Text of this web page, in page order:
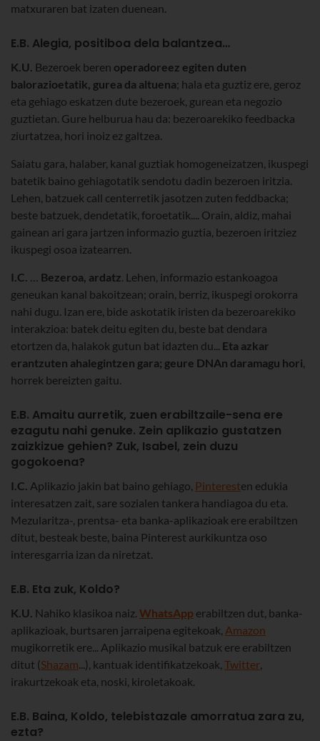
matxuraren bat izaten duenean.
E.B. Alegia, positiboa dela balantzea…
K.U. Bezeroek beren operadoreez egiten duten
balorazioetatik, gurea da altuena; hala eta guztiz ere, geroz
eta gehiago eskatzen dute bezeroek, gurean eta negozio
guztietan. Gure helburua hau da: bezeroarekiko feedbacka
ziurtatzea, hori inoiz ez galtzea.
Saiatu gara, halaber, kanal guztiak homogeneizatzen, ikuspegi
batetik baino gehiagotatik sendotu dadin bezeroen iritzia.
Lehen, batzuek call centerretik jasotzen zuten feddbacka;
beste batzuek, dendetatik, foroetatik.... Orain, aldiz, mahai
gainean ari gara jartzen informazio guztia, bezeroen iritziez
ikuspegi osoa izatearren.
I.C. … Bezeroa, ardatz. Lehen, informazio estankoagoa
geneukan kanal bakoitzean; orain, berriz, ikuspegi orokorra
nahi dugu. Izan ere, bide askotatik iristen da bezeroarekiko
interakzioa: batek deitu egiten du, beste bat dendara
etortzen da, halakok gutun bat idazten du... Eta azkar
erantzuten ahalegintzen gara; geure DNAn daramagu hori,
horrek bereizten gaitu.
E.B. Amaitu aurretik, zuen erabiltzaile-sena ere
ezagutu nahi genuke. Zein aplikazio gustatzen
zaizkizue gehien? Zuk, Isabel, zein duzu
gogokoena?
I.C. Aplikazio jakin bat baino gehiago, Pinteresten edukia
interesatzen zait, sare sozialen tankera handiagoa du eta.
Mezularitza-, prentsa- eta banka-aplikazioak ere erabiltzen
ditut, besteak beste, baina Pinterest aurkikuntza oso
interesgarria izan da niretzat.
E.B. Eta zuk, Koldo?
K.U. Nahiko klasikoa naiz. WhatsApp erabiltzen dut, banka-
aplikazioak, burtsaren jarraipena egitekoak, Amazon
mugikorretik ere... Aplikazio musikal batzuk ere erabiltzen
ditut (Shazam...), kantuak identifikatzekoak, Twitter,
irakurtzekoak eta, noski, kiroletakoak.
E.B. Baina, Koldo, telebistazale amorratua zara zu,
ezta?